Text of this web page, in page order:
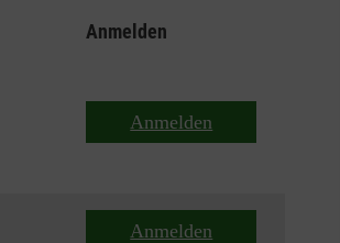
Anmelden
Anmelden
Anmelden